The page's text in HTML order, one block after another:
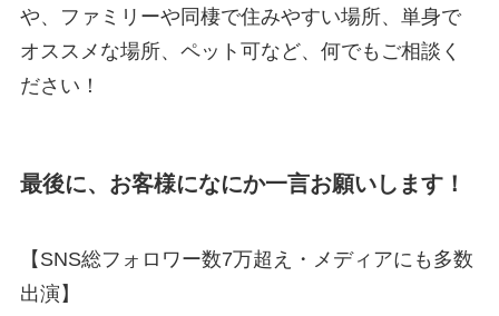
や、ファミリーや同棲で住みやすい場所、単身で
オススメな場所、ペット可など、何でもご相談く
ださい！
最後に、お客様になにか一言お願いします！
【SNS総フォロワー数7万超え・メディアにも多数
出演】